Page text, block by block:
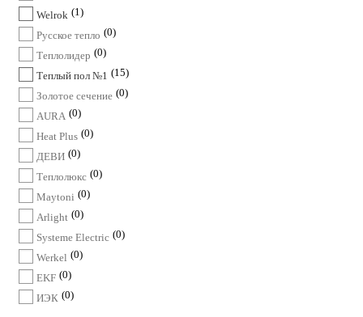
Welrok 1
Русское тепло 0
Теплолидер 0
Теплый пол №1
15
Золотое сечение 0
AURA 0
Heat Plus 0
ДЕВИ 0
Теплолюкс 0
Maytoni 0
Arlight 0
Systeme Electric 0
Werkel 0
EKF 0
ИЭК 0